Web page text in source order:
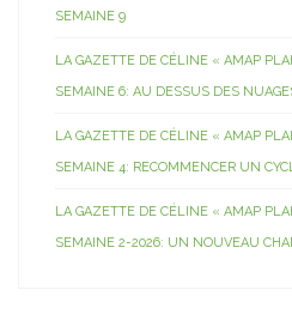
SEMAINE 9
LA GAZETTE DE CÉLINE « AMAP
SEMAINE 6: AU DESSUS DES
LA GAZETTE DE CÉLINE « AMAP
SEMAINE 4: RECOMMENCER UN
LA GAZETTE DE CÉLINE « AMAP
SEMAINE 2-2026: UN NOUVEAU